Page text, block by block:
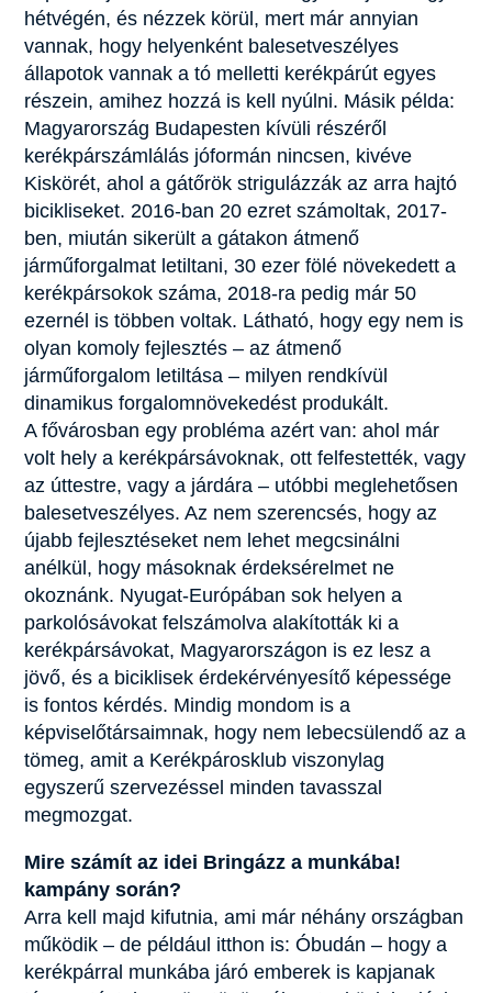
hétvégén, és nézzek körül, mert már annyian
vannak, hogy helyenként balesetveszélyes
állapotok vannak a tó melletti kerékpárút egyes
részein, amihez hozzá is kell nyúlni. Másik példa:
Magyarország Budapesten kívüli részéről
kerékpárszámlálás jóformán nincsen, kivéve
Kiskörét, ahol a gátőrök strigulázzák az arra hajtó
bicikliseket. 2016-ban 20 ezret számoltak, 2017-
ben, miután sikerült a gátakon átmenő
járműforgalmat letiltani, 30 ezer fölé növekedett a
kerékpársokok száma, 2018-ra pedig már 50
ezernél is többen voltak. Látható, hogy egy nem is
olyan komoly fejlesztés – az átmenő
járműforgalom letiltása – milyen rendkívül
dinamikus forgalomnövekedést produkált.
A fővárosban egy probléma azért van: ahol már
volt hely a kerékpársávoknak, ott felfestették, vagy
az úttestre, vagy a járdára – utóbbi meglehetősen
balesetveszélyes. Az nem szerencsés, hogy az
újabb fejlesztéseket nem lehet megcsinálni
anélkül, hogy másoknak érdeksérelmet ne
okoznánk. Nyugat-Európában sok helyen a
parkolósávokat felszámolva alakították ki a
kerékpársávokat, Magyarországon is ez lesz a
jövő, és a biciklisek érdekérvényesítő képessége
is fontos kérdés. Mindig mondom is a
képviselőtársaimnak, hogy nem lebecsülendő az a
tömeg, amit a Kerékpárosklub viszonylag
egyszerű szervezéssel minden tavasszal
megmozgat.
Mire számít az idei Bringázz a munkába!
kampány során?
Arra kell majd kifutnia, ami már néhány országban
működik – de például itthon is: Óbudán – hogy a
kerékpárral munkába járó emberek is kapjanak